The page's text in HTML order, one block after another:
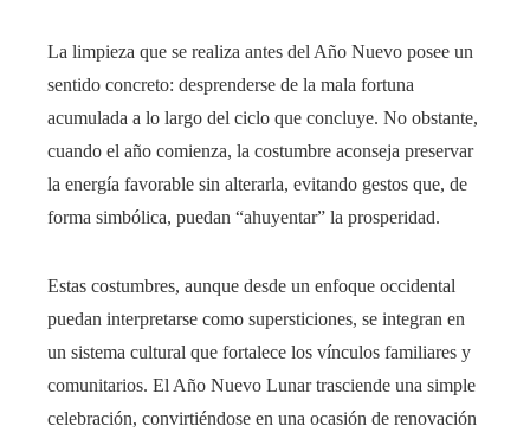
La limpieza que se realiza antes del Año Nuevo posee un
sentido concreto: desprenderse de la mala fortuna
acumulada a lo largo del ciclo que concluye. No obstante,
cuando el año comienza, la costumbre aconseja preservar
la energía favorable sin alterarla, evitando gestos que, de
forma simbólica, puedan “ahuyentar” la prosperidad.
Estas costumbres, aunque desde un enfoque occidental
puedan interpretarse como supersticiones, se integran en
un sistema cultural que fortalece los vínculos familiares y
comunitarios. El Año Nuevo Lunar trasciende una simple
celebración, convirtiéndose en una ocasión de renovación